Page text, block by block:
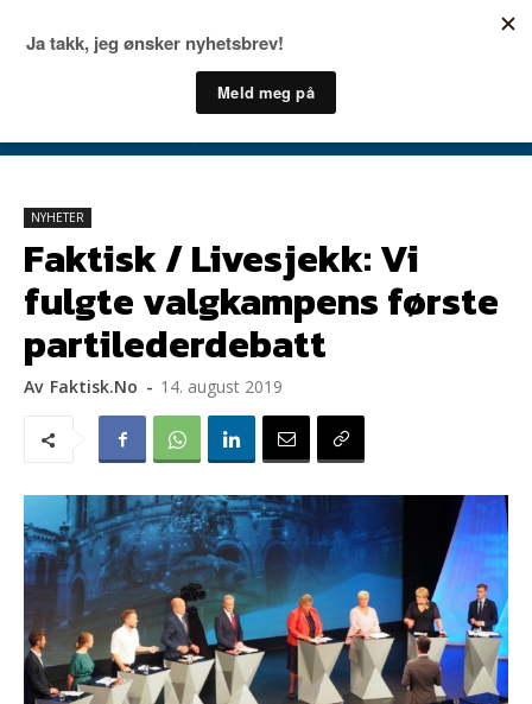
NYHETER
Faktisk / Livesjekk: Vi
fulgte valgkampens første
partilederdebatt
Av Faktisk.no - 14. august 2019